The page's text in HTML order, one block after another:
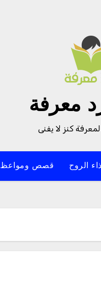
معرفة
كنز لا يفنى
الروح قصص ومواعظ